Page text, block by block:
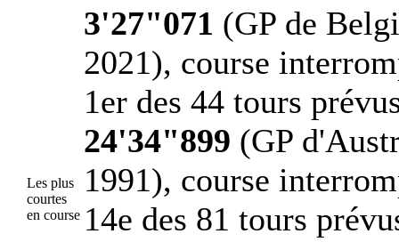
Les plus
courtes
en course
3'27"071 (GP de
2021), course
1er des 44 tours
24'34"899 (GP
1991), course
14e des 81 tours